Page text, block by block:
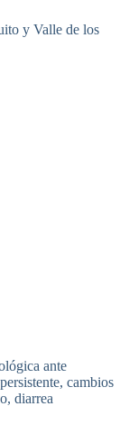
y Valle de los
ante
cambios
diarrea